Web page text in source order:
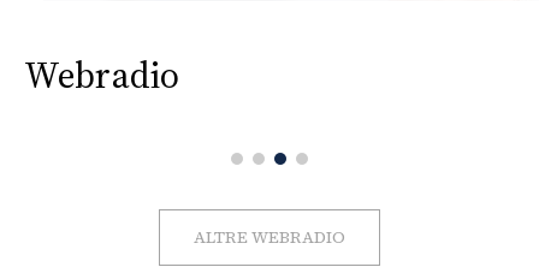
Webradio
ALTRE WEBRADIO